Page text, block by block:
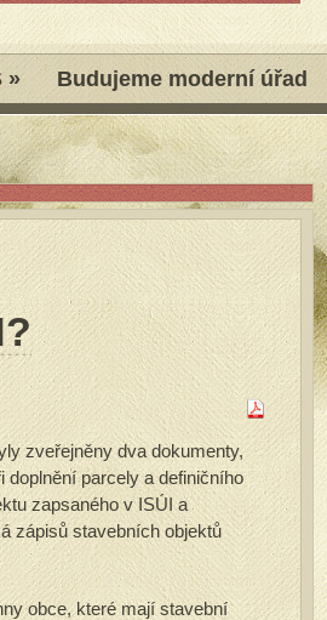
» Budujeme moderní úřad
zveřejněny dva dokumenty,
doplnění parcely a definičního
zapsaného v ISÚI a
zápisů stavebních objektů
obce, které mají stavební